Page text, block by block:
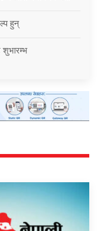
हुन्
शुभारम्भ